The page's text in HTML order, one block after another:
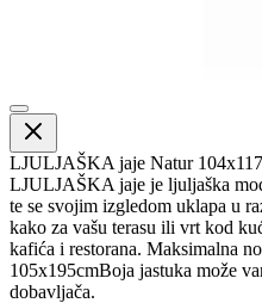
LJULJAŠKA jaje Natur
LJULJAŠKA jaje je ljuljaška
te se svojim izgledom uklapa u
kako za vašu terasu ili vrt kod
kafića i restorana. Maksimalna
105x195cmBoja jastuka može
dobavljača.